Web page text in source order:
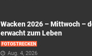
Wacken 2026 – Mittwoch –
erwacht zum Leben
FOTOSTRECKEN
Aug. 4, 2026